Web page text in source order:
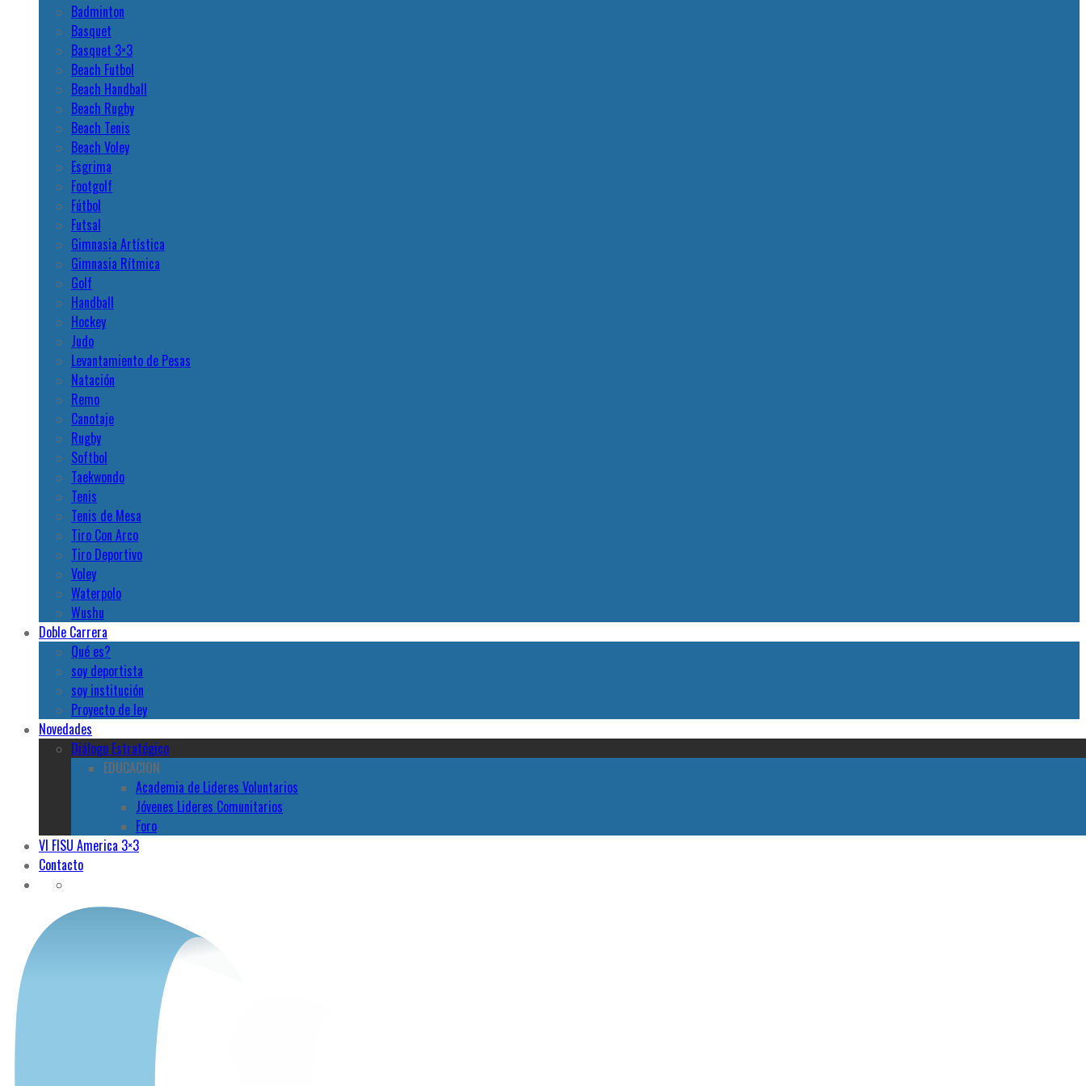
Badminton
Basquet
Basquet 3×3
Beach Futbol
Beach Handball
Beach Rugby
Beach Tenis
Beach Voley
Esgrima
Footgolf
Fútbol
Futsal
Gimnasia Artística
Gimnasia Rítmica
Golf
Handball
Hockey
Judo
Levantamiento de Pesas
Natación
Remo
Canotaje
Rugby
Softbol
Taekwondo
Tenis
Tenis de Mesa
Tiro Con Arco
Tiro Deportivo
Voley
Waterpolo
Wushu
Doble Carrera
Qué es?
soy deportista
soy institución
Proyecto de ley
Novedades
Diálogo Estratégico
EDUCACION
Academia de Lideres Voluntarios
Jóvenes Lideres Comunitarios
Foro
VI FISU America 3×3
Contacto